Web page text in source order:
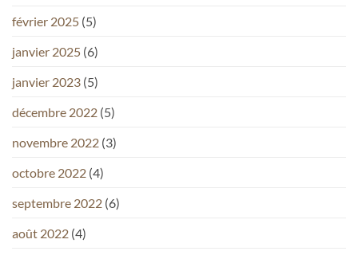
février 2025 (5)
janvier 2025 (6)
janvier 2023 (5)
décembre 2022 (5)
novembre 2022 (3)
octobre 2022 (4)
septembre 2022 (6)
août 2022 (4)